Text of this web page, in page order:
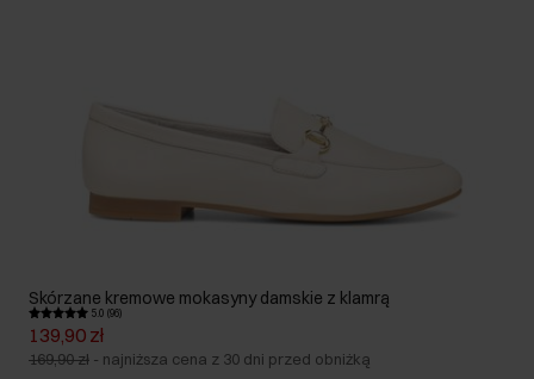
Skórzane kremowe mokasyny damskie z klamrą
5.0 (96)
139,90 zł
169,90 zł - najniższa cena z 30 dni przed obniżką